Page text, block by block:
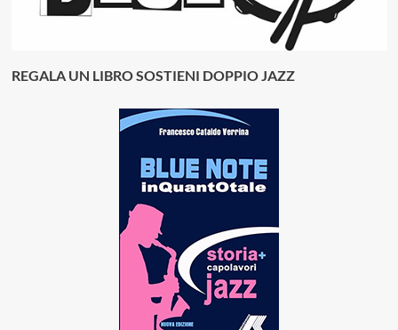
REGALA UN LIBRO SOSTIENI DOPPIO JAZZ